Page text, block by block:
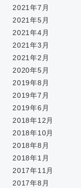
2021年7月
2021年5月
2021年4月
2021年3月
2021年2月
2020年5月
2019年8月
2019年7月
2019年6月
2018年12月
2018年10月
2018年8月
2018年1月
2017年11月
2017年8月